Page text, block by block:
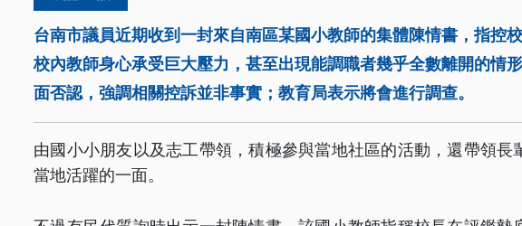
台南市議員近期收到一封來自南區某國小教師的集體陳情書，指控
校內教師身心承受巨大壓力，甚至出現能調職者幾乎全數離開的情
面否認，強調相關控訴並非事實；教育局表示將會進行調查。
由國小小朋友以及志工帶領，積極參與當地社區的活動，還帶領長
當地活躍的一面。